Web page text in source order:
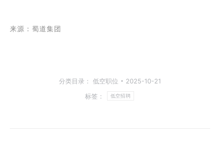
来源：蜀道集团
分类目录： 低空职位
2025-10-21
标签：
低空招聘